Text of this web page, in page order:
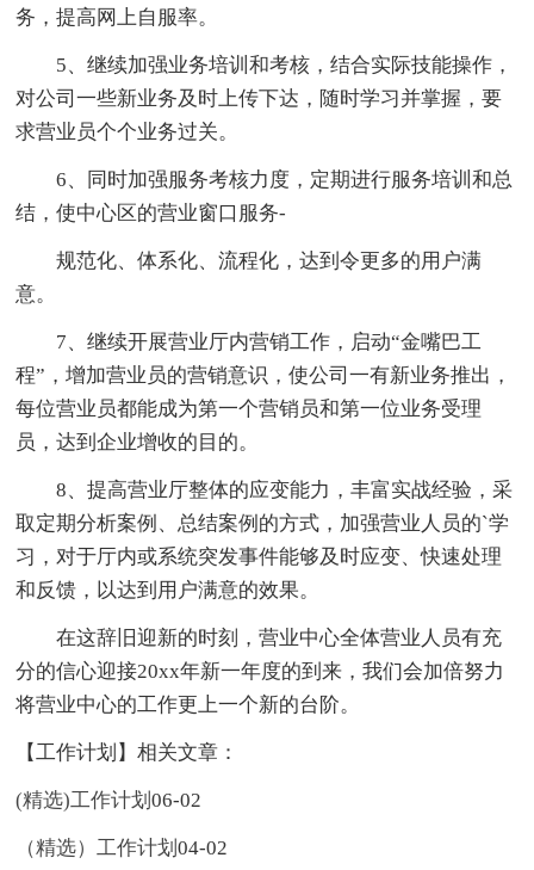
务，提高网上自服率。
5、继续加强业务培训和考核，结合实际技能操作，
对公司一些新业务及时上传下达，随时学习并掌握，要
求营业员个个业务过关。
6、同时加强服务考核力度，定期进行服务培训和总
结，使中心区的营业窗口服务-
规范化、体系化、流程化，达到令更多的用户满
意。
7、继续开展营业厅内营销工作，启动“金嘴巴工
程”，增加营业员的营销意识，使公司一有新业务推出，
每位营业员都能成为第一个营销员和第一位业务受理
员，达到企业增收的目的。
8、提高营业厅整体的应变能力，丰富实战经验，采
取定期分析案例、总结案例的方式，加强营业人员的`学
习，对于厅内或系统突发事件能够及时应变、快速处理
和反馈，以达到用户满意的效果。
在这辞旧迎新的时刻，营业中心全体营业人员有充
分的信心迎接20xx年新一年度的到来，我们会加倍努力
将营业中心的工作更上一个新的台阶。
【工作计划】相关文章：
(精选)工作计划06-02
（精选）工作计划04-02